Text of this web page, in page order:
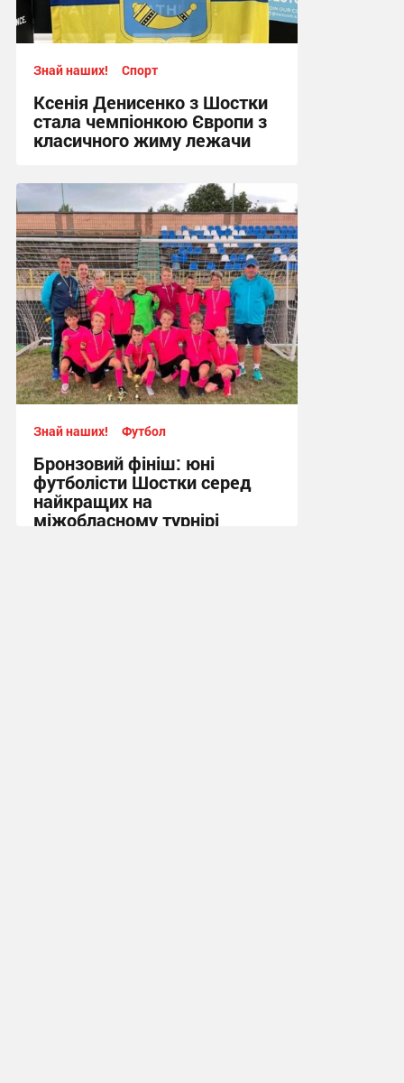
Знай наших! Спорт
Ксенія Денисенко з Шостки
стала чемпіонкою Європи з
класичного жиму лежачи
17:09, 4.08.2026
Знай наших! Футбол
Бронзовий фініш: юні
футболісти Шостки серед
найкращих на
міжобласному турнірі